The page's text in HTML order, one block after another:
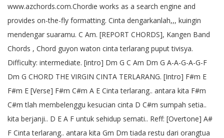
www.azchords.com.Chordie works as a search engine and
provides on-the-fly formatting. Cinta dengarkanlah,,, kuingin
mendengar suaramu. C Am. [REPORT CHORDS], Kangen Band
Chords , Chord guyon waton cinta terlarang puput tivisya.
Difficulty: intermediate. [intro] Dm G C Am Dm G A-A-G-A-G-F
Dm G CHORD THE VIRGIN CINTA TERLARANG. [Intro] F#m E
F#m E [Verse] F#m C#m A E Cinta terlarang.. antara kita F#m
C#m tlah membelenggu kesucian cinta D C#m sumpah setia..
kita berjanji.. D E A F untuk sehidup semati.. Reff: [Overtone] A#
F Cinta terlarang.. antara kita Gm Dm tiada restu dari orangtua